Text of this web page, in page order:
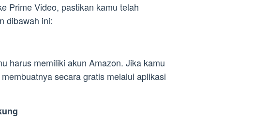
Prime Video, pastikan kamu telah
dibawah ini:
harus memiliki akun Amazon. Jika kamu
secara gratis melalui aplikasi